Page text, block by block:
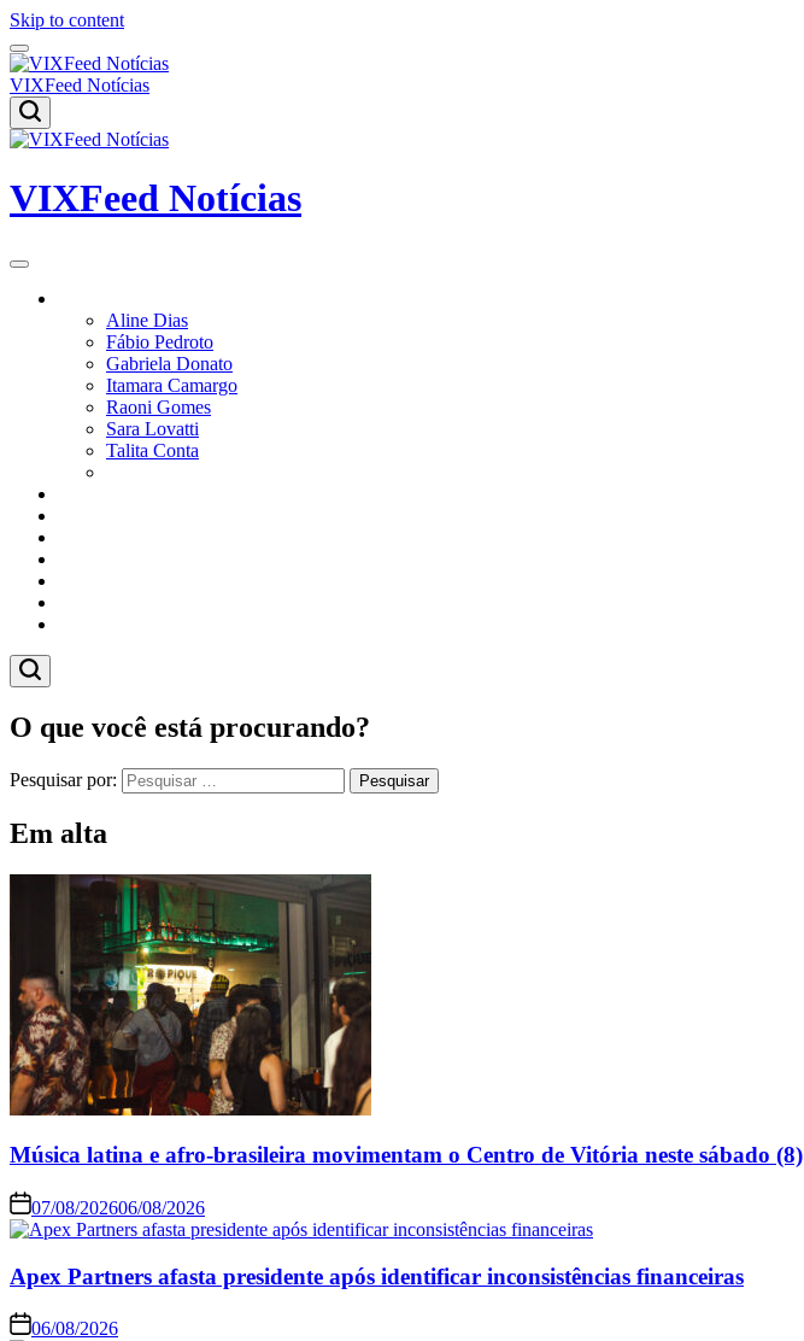
Skip to content
VIXFeed Notícias
VIXFeed Notícias
Aline Dias
Fábio Pedroto
Gabriela Donato
Itamara Camargo
Raoni Gomes
Sara Lovatti
Talita Conta
O que você está procurando?
Pesquisar por:
Em alta
Música latina e afro-brasileira movimentam o Centro de Vitória neste sábado (8)
07/08/202606/08/2026
Apex Partners afasta presidente após identificar inconsistências financeiras
06/08/2026